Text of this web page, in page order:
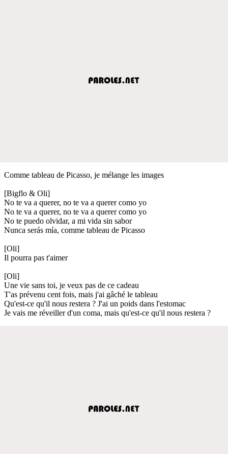
Comme tableau de Picasso, je mélange les images
[Bigflo & Oli]
No te va a querer, no te va a querer como yo
No te va a querer, no te va a querer como yo
No te puedo olvidar, a mi vida sin sabor
Nunca serás mía, comme tableau de Picasso
[Oli]
Il pourra pas t'aimer
[Oli]
Une vie sans toi, je veux pas de ce cadeau
T'as prévenu cent fois, mais j'ai gâché le tableau
Qu'est-ce qu'il nous restera ? J'ai un poids dans l'estomac
Je vais me réveiller d'un coma, mais qu'est-ce qu'il nous restera ?